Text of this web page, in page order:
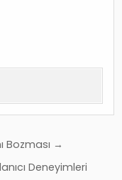
Bozması →
Deneyimleri